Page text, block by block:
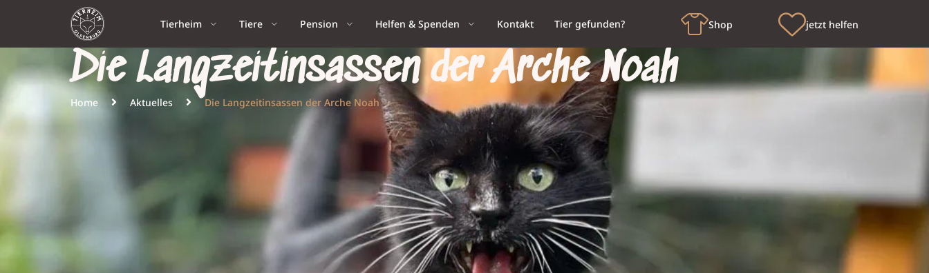
Tierheim Tiere Pension Helfen & Spenden Kontakt Tier gefunden? Shop jetzt helfen
Die Langzeitinsassen der Arche Noah
Home Aktuelles Die Langzeitinsassen der Arche Noah